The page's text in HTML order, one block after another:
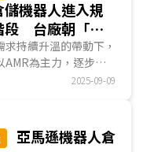
儲機器人進入規
段 台廠朝「解
推動者」角色發
持續升溫的帶動下，
為主力，逐步超
設備。DIGIT...2025-09-09
亞馬遜機器人倉